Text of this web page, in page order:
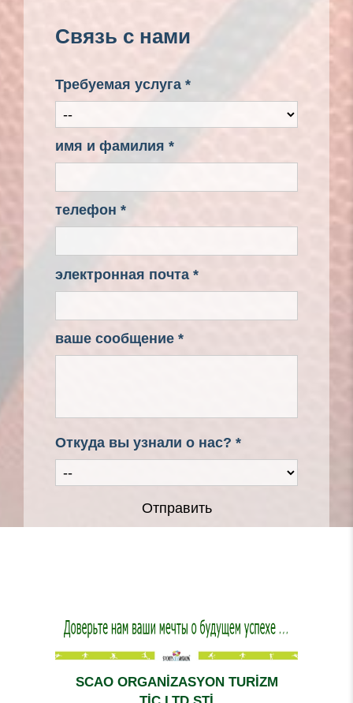
Связь с нами
Требуемая услуга *
имя и фамилия *
телефон *
электронная почта *
ваше сообщение *
Откуда вы узнали о нас? *
Отправить
SCAO ORGANİZASYON TURİZM